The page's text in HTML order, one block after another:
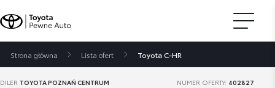
Strona główna Lista ofert Toyota C-HR
DILER TOYOTA POZNAŃ CENTRUM NUMER OFERTY: 402827